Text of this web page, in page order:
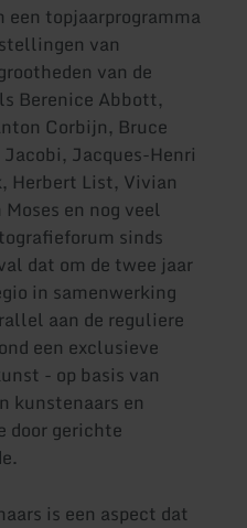
een topjaarprogramma
van
van de
Berenice Abbott,
Corbijn, Bruce
Jacques-Henri
Herbert List, Vivian
en nog veel
sinds
dat om de twee jaar
in samenwerking
aan de reguliere
een exclusieve
- op basis van
kunstenaars en
door gerichte
is een aspect dat